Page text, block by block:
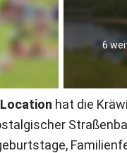
6
hat die